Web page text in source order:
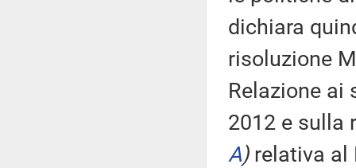
dichiara
risoluzione
Relazione ai
2012 e sulla
A)relativa al